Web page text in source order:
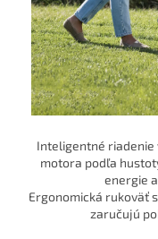
Inteligentné
motora podľa
energie
Ergonomická rukoväť
zaručujú